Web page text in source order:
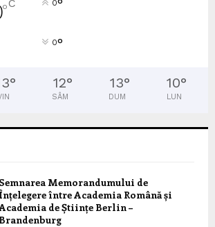
°C 0°
0°
° 12°
SÂM
13°
DUM
10°
LUN
Semnarea Memorandumului de
între Academia Română și
de Științe Berlin –
Brandenburg